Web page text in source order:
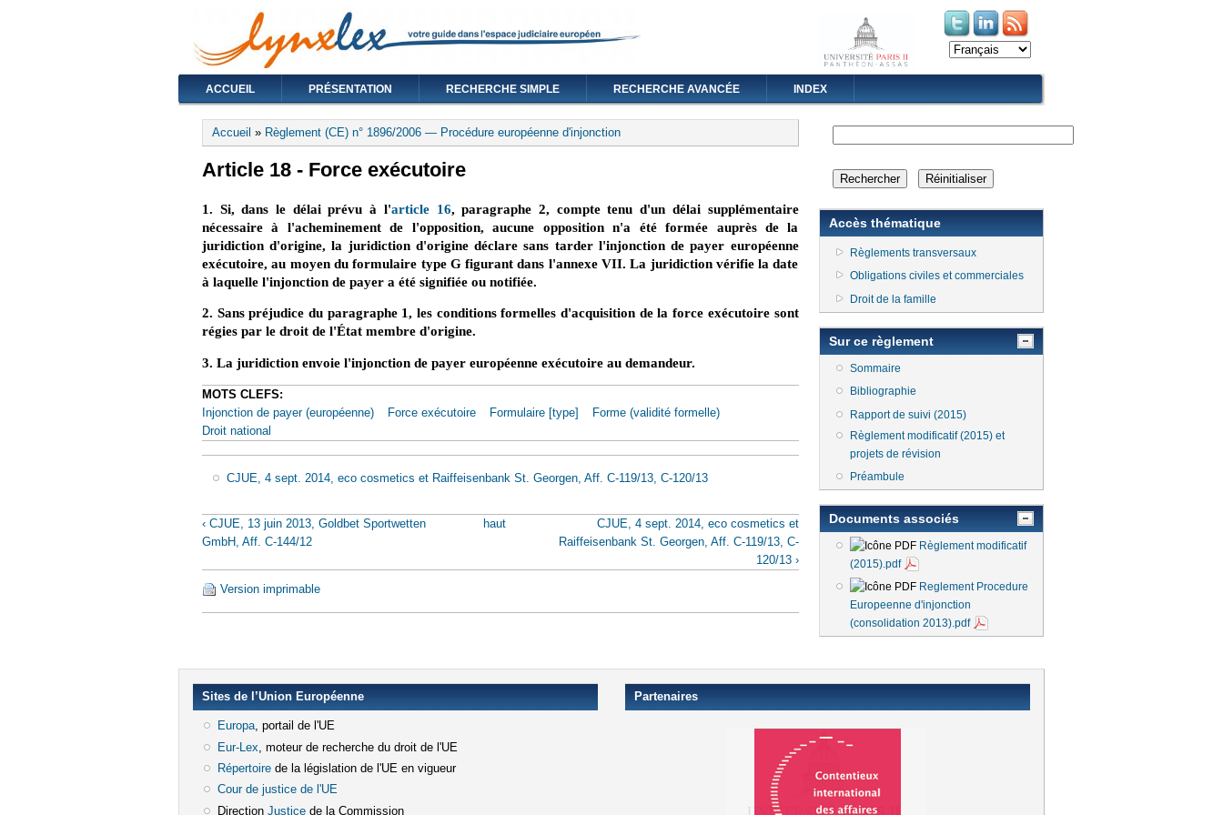
(le lien est externe)
(le lien est externe)
ACCUEIL PRÉSENTATION RECHERCHE SIMPLE RECHERCHE AVANCÉE INDEX
Vous êtes ici
Accueil » Règlement (CE) n° 1896/2006 — Procédure européenne d'injonction
Article 18 - Force exécutoire
1. Si, dans le délai prévu à l'article 16, paragraphe 2, compte tenu d'un délai supplémentaire
nécessaire à l'acheminement de l'opposition, aucune opposition n'a été formée auprès de la
juridiction d'origine, la juridiction d'origine déclare sans tarder l'injonction de payer européenne
exécutoire, au moyen du formulaire type G figurant dans l'annexe VII. La juridiction vérifie la date
à laquelle l'injonction de payer a été signifiée ou notifiée.
2. Sans préjudice du paragraphe 1, les conditions formelles d'acquisition de la force exécutoire sont
régies par le droit de l'État membre d'origine.
3. La juridiction envoie l'injonction de payer européenne exécutoire au demandeur.
MOTS CLEFS:
Injonction de payer (européenne)
Force exécutoire Formulaire [type]
Forme (validité formelle)
Droit national
CJUE, 4 sept. 2014, eco cosmetics et Raiffeisenbank St. Georgen, Aff. C-119/13, C-120/13
‹ CJUE, 13 juin 2013, Goldbet Sportwetten
GmbH, Aff. C-144/12
haut
CJUE, 4 sept. 2014, eco cosmetics et
Raiffeisenbank St. Georgen, Aff. C-119/13, C-
120/13 ›
Version imprimable
Accès thématique
Règlements transversaux
Obligations civiles et commerciales
Droit de la famille
Sur ce règlement
Sommaire
Bibliographie
Rapport de suivi (2015)
Règlement modificatif (2015) et
projets de révision
Préambule
Documents associés
Règlement modificatif
(2015).pdf
Reglement Procedure
Europeenne d'injonction
(consolidation 2013).pdf
Sites de l’Union Européenne
Europa(le lien est externe)
, portail de l'UE
Eur-Lex (le lien est externe)
, moteur de recherche du droit de l'UE
Répertoire(le lien est externe)
de la législation de l'UE en vigueur
Cour de justice de l'UE(le lien est externe)
Direction Justice(le lien est externe)
de la Commission
Partenaires